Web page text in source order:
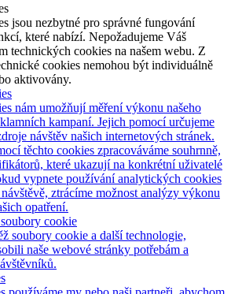
jsou nezbytné pro správné fungování
které nabízí. Nepožadujeme Váš
technických cookies na našem webu. Z
cookies nemohou být individuálně
aktivovány.
nám umožňují měření výkonu našeho
kampaní. Jejich pomocí určujeme
návštěv našich internetových stránek.
těchto cookies zpracováváme souhrnně,
které ukazují na konkrétní uživatelé
vypnete používání analytických cookies
ztrácíme možnost analýzy výkonu
opatření.
cookie
soubory cookie a další technologie,
naše webové stránky potřebám a